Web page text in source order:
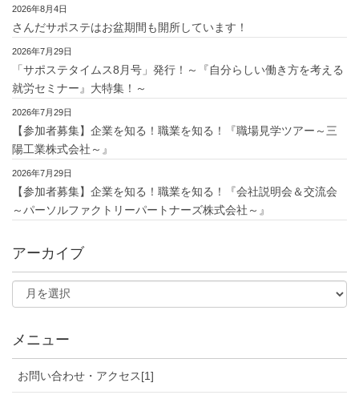
2026年8月4日
さんだサポステはお盆期間も開所しています！
2026年7月29日
「サポステタイムス8月号」発行！～『自分らしい働き方を考える
就労セミナー』大特集！～
2026年7月29日
【参加者募集】企業を知る！職業を知る！『職場見学ツアー～三
陽工業株式会社～』
2026年7月29日
【参加者募集】企業を知る！職業を知る！『会社説明会＆交流会
～パーソルファクトリーパートナーズ株式会社～』
アーカイブ
メニュー
お問い合わせ・アクセス[1]